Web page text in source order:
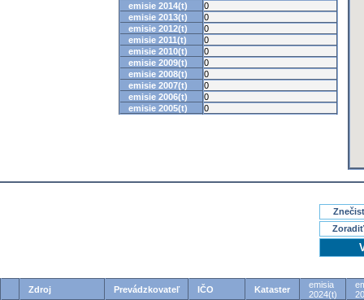
emisie 2014(t)
0
emisie 2013(t)
0
emisie 2012(t)
0
emisie 2011(t)
0
emisie 2010(t)
0
emisie 2009(t)
0
emisie 2008(t)
0
emisie 2007(t)
0
emisie 2006(t)
0
emisie 2005(t)
0
Zdroj Prevádzkovateľ IČO Kataster
emisia
2024(t)